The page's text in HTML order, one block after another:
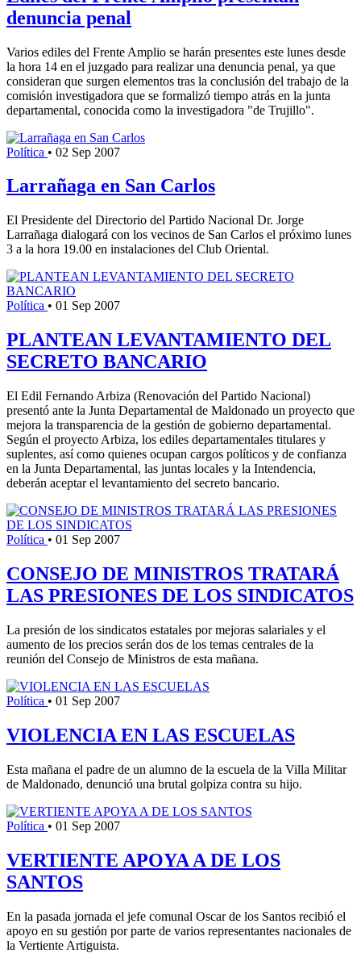
denuncia penal
Varios ediles del Frente Amplio se harán presentes este lunes desde
la hora 14 en el juzgado para realizar una denuncia penal, ya que
consideran que surgen elementos tras la conclusión del trabajo de la
comisión investigadora que se formalizó tiempo atrás en la junta
departamental, conocida como la investigadora "de Trujillo".
Política • 02 Sep 2007
Larrañaga en San Carlos
El Presidente del Directorio del Partido Nacional Dr. Jorge
Larrañaga dialogará con los vecinos de San Carlos el próximo lunes
3 a la hora 19.00 en instalaciones del Club Oriental.
Política • 01 Sep 2007
PLANTEAN LEVANTAMIENTO DEL
SECRETO BANCARIO
El Edil Fernando Arbiza (Renovación del Partido Nacional)
presentó ante la Junta Departamental de Maldonado un proyecto que
mejora la transparencia de la gestión de gobierno departamental.
Según el proyecto Arbiza, los ediles departamentales titulares y
suplentes, así como quienes ocupan cargos políticos y de confianza
en la Junta Departamental, las juntas locales y la Intendencia,
deberán aceptar el levantamiento del secreto bancario.
Política • 01 Sep 2007
CONSEJO DE MINISTROS TRATARÁ
LAS PRESIONES DE LOS SINDICATOS
La presión de los sindicatos estatales por mejoras salariales y el
aumento de los precios serán dos de los temas centrales de la
reunión del Consejo de Ministros de esta mañana.
Política • 01 Sep 2007
VIOLENCIA EN LAS ESCUELAS
Esta mañana el padre de un alumno de la escuela de la Villa Militar
de Maldonado, denunció una brutal golpiza contra su hijo.
Política • 01 Sep 2007
VERTIENTE APOYA A DE LOS
SANTOS
En la pasada jornada el jefe comunal Oscar de los Santos recibió el
apoyo en su gestión por parte de varios representantes nacionales de
la Vertiente Artiguista.